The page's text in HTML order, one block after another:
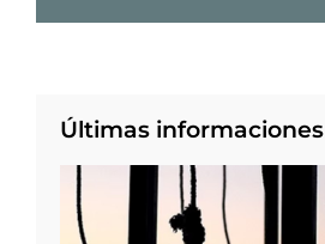
Últimas informaciones